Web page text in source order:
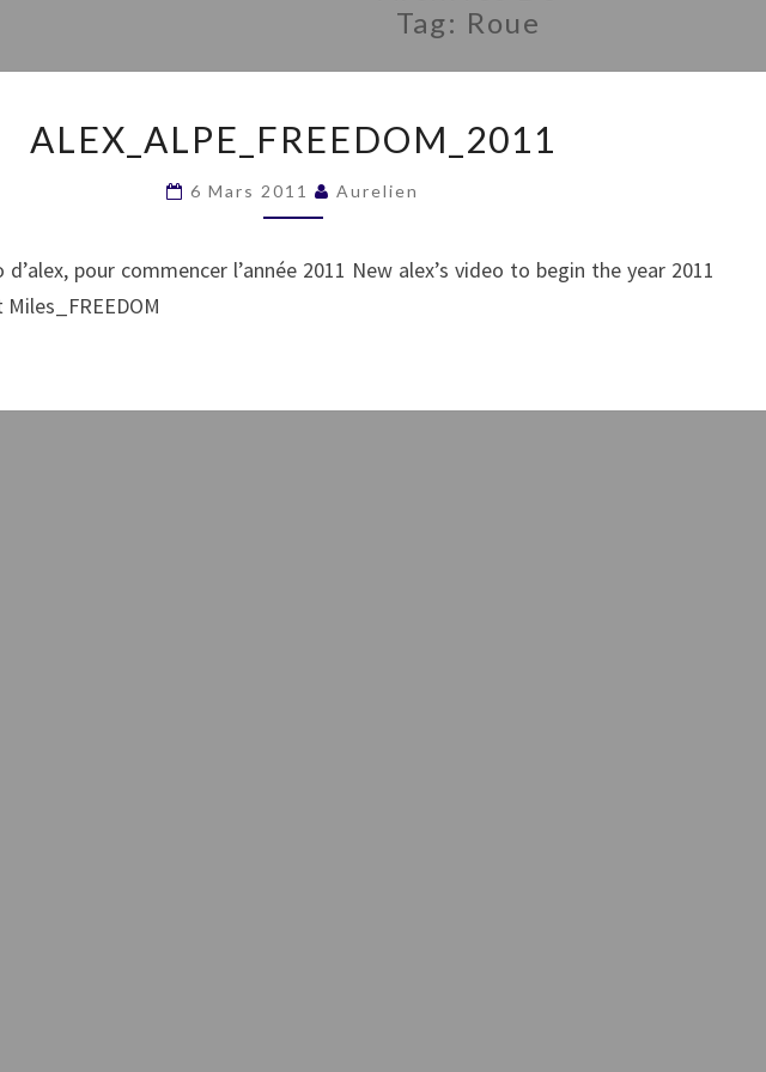
Tag: Roue
ALEX_ALPE_FREEDOM_2011
6 Mars 2011 Aurelien
d’alex, pour commencer l’année 2011 New alex’s video to begin the year 2011
Miles_FREEDOM